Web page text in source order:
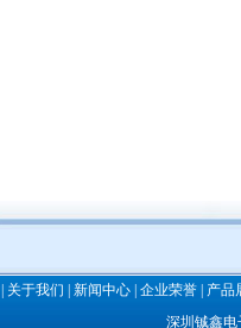
关于我们 新闻中心| 企业荣誉|
产品
深圳铖鑫电